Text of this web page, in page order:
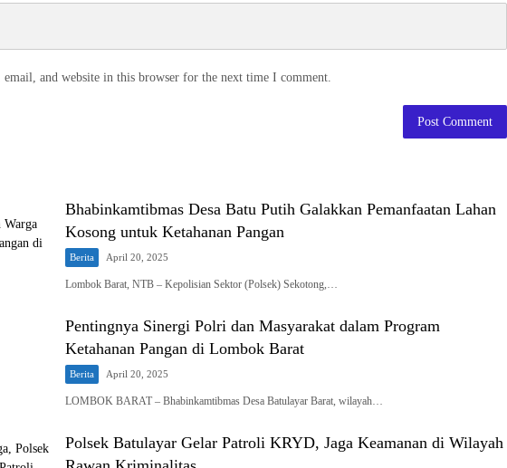
email, and website in this browser for the next time I comment.
Bhabinkamtibmas Desa Batu Putih Galakkan Pemanfaatan Lahan
Kosong untuk Ketahanan Pangan
Berita April 20, 2025
Lombok Barat, NTB – Kepolisian Sektor (Polsek) Sekotong,…
Pentingnya Sinergi Polri dan Masyarakat dalam Program
Ketahanan Pangan di Lombok Barat
Berita April 20, 2025
LOMBOK BARAT – Bhabinkamtibmas Desa Batulayar Barat, wilayah…
Polsek Batulayar Gelar Patroli KRYD, Jaga Keamanan di Wilayah